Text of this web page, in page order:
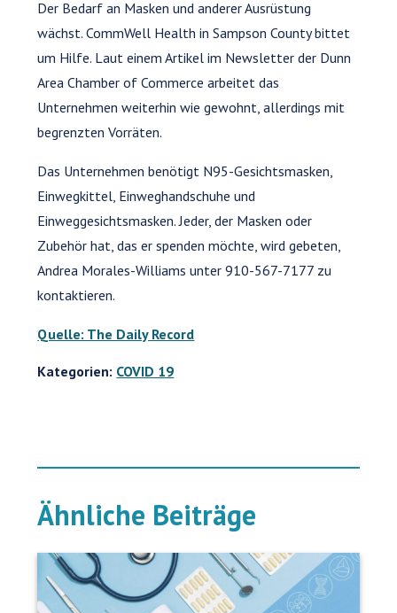
Der Bedarf an Masken und anderer Ausrüstung
wächst. CommWell Health in Sampson County bittet
um Hilfe. Laut einem Artikel im Newsletter der Dunn
Area Chamber of Commerce arbeitet das
Unternehmen weiterhin wie gewohnt, allerdings mit
begrenzten Vorräten.
Das Unternehmen benötigt N95-Gesichtsmasken,
Einwegkittel, Einweghandschuhe und
Einweggesichtsmasken. Jeder, der Masken oder
Zubehör hat, das er spenden möchte, wird gebeten,
Andrea Morales-Williams unter 910-567-7177 zu
kontaktieren.
Quelle: The Daily Record
Kategorien: COVID 19
Ähnliche Beiträge